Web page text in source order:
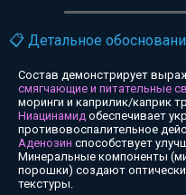
📋 Детальное
Состав демонстрирует
смягчающие и питательные
моринги и каприлик/каприк
Ниацинамид обеспечивает
противовоспалительное
Аденозин способствует
Минеральные компоненты
порошки) создают
текстуры.